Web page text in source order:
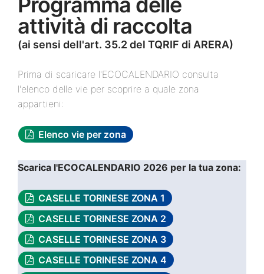
attività di raccolta
(ai sensi dell'art. 35.2 del TQRIF di ARERA)
Prima di scaricare l'ECOCALENDARIO consulta
l'elenco delle vie per scoprire a quale zona
appartieni:
Elenco vie per zona
Scarica l'ECOCALENDARIO 2026 per la tua zona:
CASELLE TORINESE ZONA 1
CASELLE TORINESE ZONA 2
CASELLE TORINESE ZONA 3
CASELLE TORINESE ZONA 4